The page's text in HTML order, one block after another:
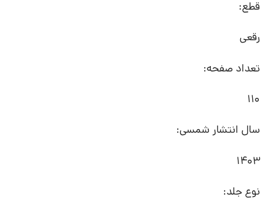
قطع:
رقعی
تعداد صفحه:
110
سال انتشار شمسی:
1403
نوع جلد: